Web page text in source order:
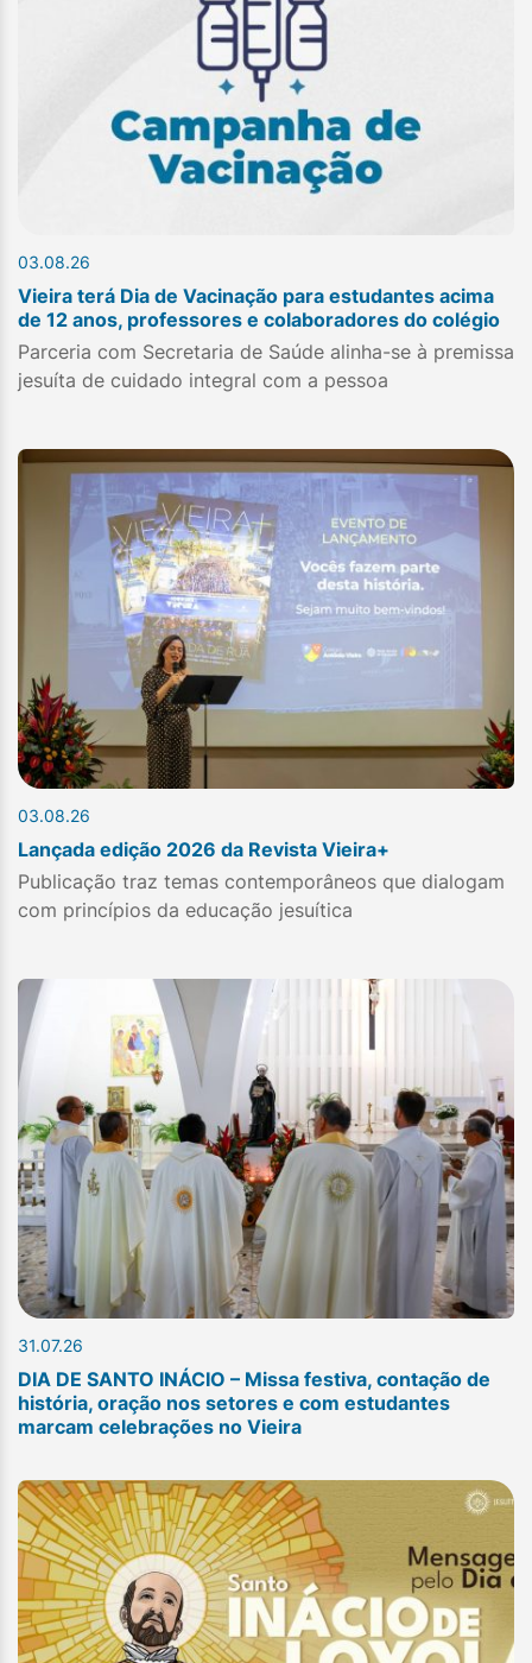
03.08.26
Vieira terá Dia de Vacinação para estudantes acima
de 12 anos, professores e colaboradores do colégio
Parceria com Secretaria de Saúde alinha-se à premissa
jesuíta de cuidado integral com a pessoa
03.08.26
Lançada edição 2026 da Revista Vieira+
Publicação traz temas contemporâneos que dialogam
com princípios da educação jesuítica
31.07.26
DIA DE SANTO INÁCIO – Missa festiva, contação de
história, oração nos setores e com estudantes
marcam celebrações no Vieira